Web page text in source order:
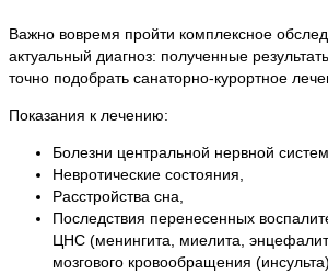
Важно вовремя пройти комплексное
актуальный диагноз: полученные
точно подобрать санаторно-курортное
Показания к лечению:
Болезни центральной нервной
Невротические состояния,
Расстройства сна,
Последствия перенесенных
ЦНС (менингита, миелита,
мозгового кровообращения